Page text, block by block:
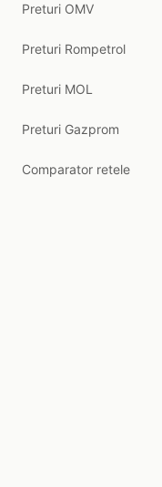
Preturi OMV
Preturi Rompetrol
Preturi MOL
Preturi Gazprom
Comparator retele